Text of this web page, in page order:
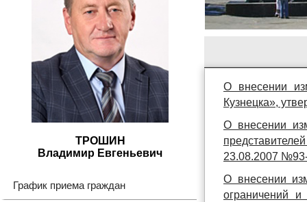
ТРОШИН
Владимир Евгеньевич
График приема граждан
О внесении
Кузнецка»,
О внесении
23.08.2007
О внесении
ограничений